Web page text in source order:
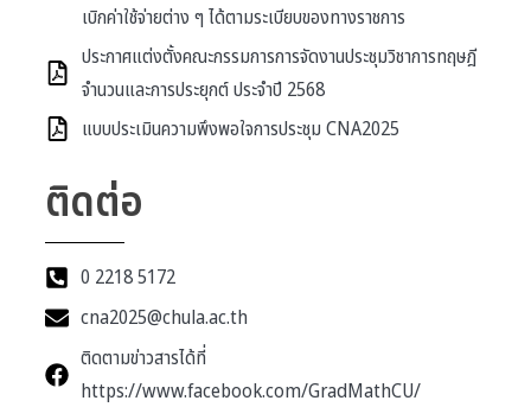
เบิกค่าใช้จ่ายต่าง ๆ ได้ตามระเบียบของทางราชการ
ประกาศแต่งตั้งคณะกรรมการการจัดงานประชุมวิชาการทฤษฎี
จำนวนและการประยุกต์ ประจำปี 2568
แบบประเมินความพึงพอใจการประชุม CNA2025
ติดต่อ
0 2218 5172
cna2025@chula.ac.th
ติดตามข่าวสารได้ที่
https://www.facebook.com/GradMathCU/